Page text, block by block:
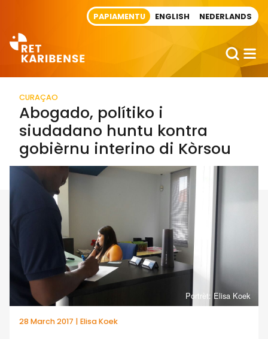
PAPIAMENTU ENGLISH NEDERLANDS
CURAÇAO
Abogado, polítiko i
siudadano huntu kontra
gobièrnu interino di Kòrsou
Portrèt: Elisa Koek
28 March 2017 | Elisa Koek